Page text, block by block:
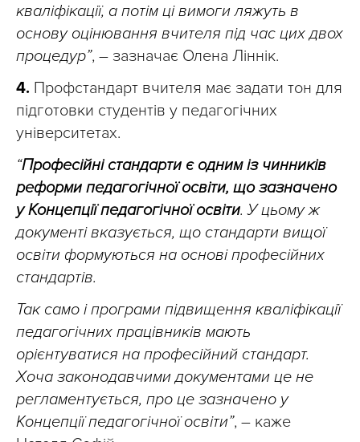
кваліфікації, а потім ці вимоги ляжуть в
основу оцінювання вчителя під час цих двох
процедур”, – зазначає Олена Ліннік.
4. Профстандарт вчителя має задати тон для
підготовки студентів у педагогічних
університетах.
“Професійні стандарти є одним із чинників
реформи педагогічної освіти, що зазначено
у Концепції педагогічної освіти. У цьому ж
документі вказується, що стандарти вищої
освіти формуються на основі професійних
стандартів.
Так само і програми підвищення кваліфікації
педагогічних працівників мають
орієнтуватися на професійний стандарт.
Хоча законодавчими документами це не
регламентується, про це зазначено у
Концепції педагогічної освіти”, – каже